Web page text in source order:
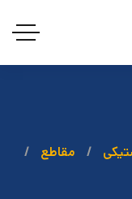
مقاطع